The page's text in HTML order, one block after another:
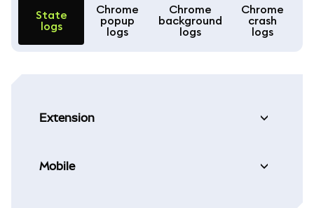
State
logs
Chrome
popup
logs
Chrome
background
logs
Chrome
crash
logs
Extension
Mobile